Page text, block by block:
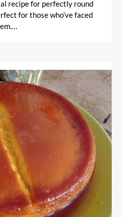
recipe for perfectly round
for those who’ve faced